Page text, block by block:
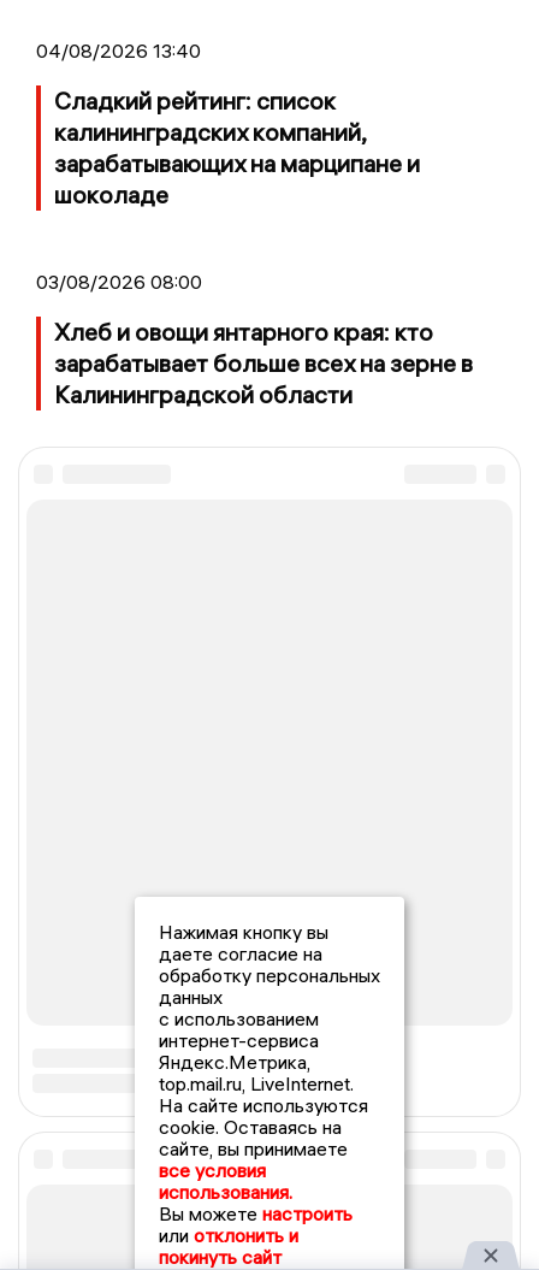
04/08/2026 13:40
Сладкий рейтинг: список
калининградских компаний,
зарабатывающих на марципане и
шоколаде
03/08/2026 08:00
Хлеб и овощи янтарного края: кто
зарабатывает больше всех на зерне в
Калининградской области
Нажимая кнопку вы
даете согласие на
обработку персональных
данных
с использованием
интернет-сервиса
Яндекс.Метрика,
top.mail.ru, LiveInternet.
На сайте используются
cookie. Оставаясь на
сайте, вы принимаете
все условия
использования.
Вы можете настроить
или отклонить и
покинуть сайт